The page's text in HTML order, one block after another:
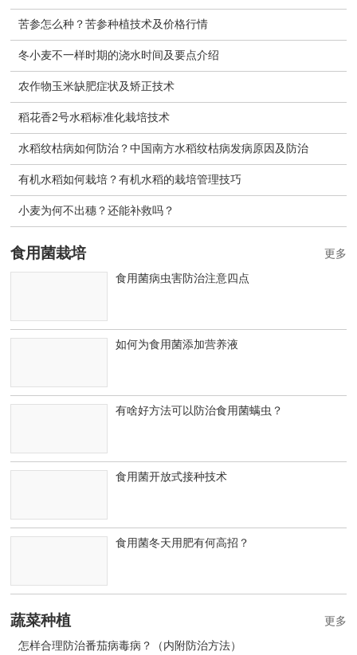
苦参怎么种？苦参种植技术及价格行情
冬小麦不一样时期的浇水时间及要点介绍
农作物玉米缺肥症状及矫正技术
稻花香2号水稻标准化栽培技术
水稻纹枯病如何防治？中国南方水稻纹枯病发病原因及防治
有机水稻如何栽培？有机水稻的栽培管理技巧
小麦为何不出穗？还能补救吗？
食用菌栽培
食用菌病虫害防治注意四点
如何为食用菌添加营养液
有啥好方法可以防治食用菌螨虫？
食用菌开放式接种技术
食用菌冬天用肥有何高招？
更多
蔬菜种植
怎样合理防治番茄病毒病？（内附防治方法）
更多